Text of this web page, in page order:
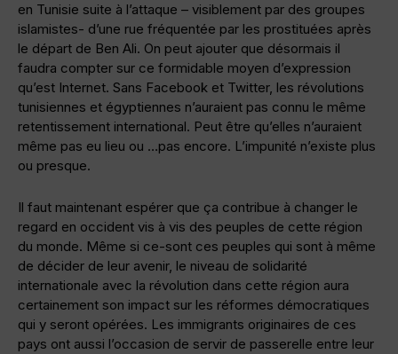
en Tunisie suite à l’attaque – visiblement par des groupes
islamistes- d’une rue fréquentée par les prostituées après
le départ de Ben Ali. On peut ajouter que désormais il
faudra compter sur ce formidable moyen d’expression
qu’est Internet. Sans Facebook et Twitter, les révolutions
tunisiennes et égyptiennes n’auraient pas connu le même
retentissement international. Peut être qu’elles n’auraient
même pas eu lieu ou …pas encore. L’impunité n’existe plus
ou presque.
Il faut maintenant espérer que ça contribue à changer le
regard en occident vis à vis des peuples de cette région
du monde. Même si ce-sont ces peuples qui sont à même
de décider de leur avenir, le niveau de solidarité
internationale avec la révolution dans cette région aura
certainement son impact sur les réformes démocratiques
qui y seront opérées. Les immigrants originaires de ces
pays ont aussi l’occasion de servir de passerelle entre leur